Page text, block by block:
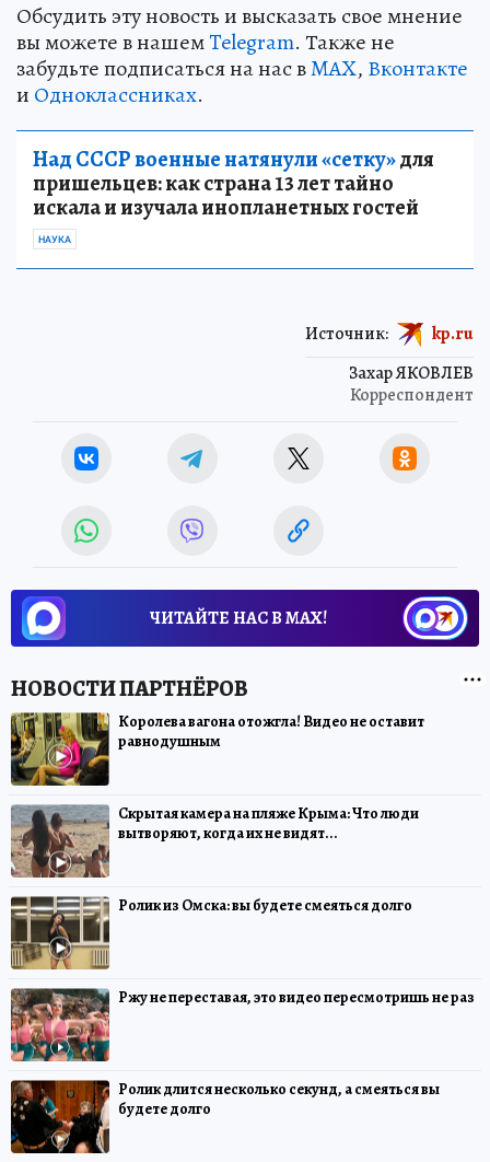
Обсудить эту новость и высказать свое мнение
вы можете в нашемTelegram. Также не
забудьте подписаться на нас вMAX, Вконтакте
и Одноклассниках.
Над СССР военные натянули «сетку»для
пришельцев: как страна 13 лет тайно
искала и изучала инопланетных гостей
НАУКА
Захар ЯКОВЛЕВ
Корреспондент
Источник: kp.ru
ЧИТАЙТЕ НАС В МАХ!
Королева вагона отожгла! Видео не оставит
равнодушным
Скрытая камера на пляже Крыма: Что люди
вытворяют, когда их не видят...
Ролик из Омска: вы будете смеяться долго
Ржу не переставая, это видео пересмотришь не раз
Ролик длится несколько секунд, а смеяться вы
будете долго